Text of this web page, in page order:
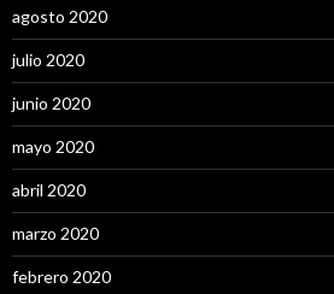
agosto 2020
julio 2020
junio 2020
mayo 2020
abril 2020
marzo 2020
febrero 2020